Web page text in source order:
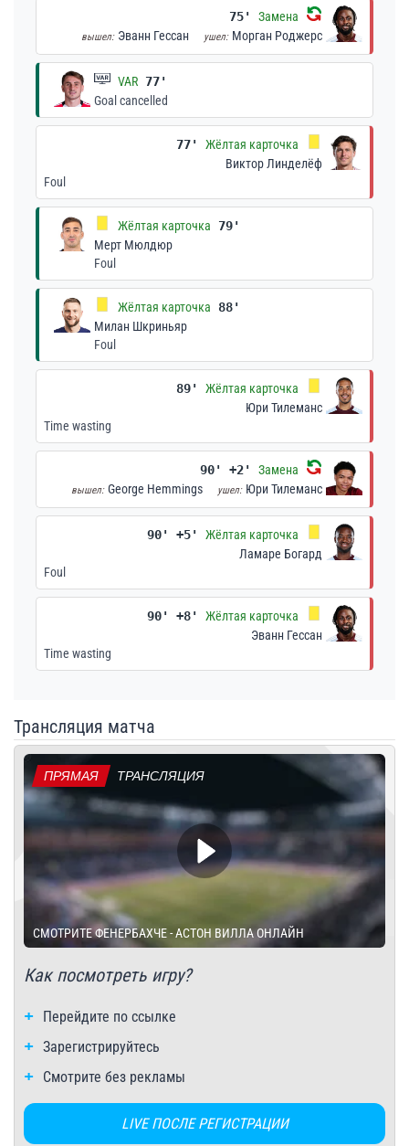
75' Замена
вышел: Эванн Гессан ушел: Морган Роджерс
VAR 77'
Goal cancelled
77'
Жёлтая карточка
Виктор Линделёф
Foul
Жёлтая карточка
79'
Мерт Мюлдюр
Foul
Жёлтая карточка
88'
Милан Шкриньяр
Foul
89'
Жёлтая карточка
Юри Тилеманс
Time wasting
90' +2' Замена
вышел: George Hemmings ушел: Юри Тилеманс
90' +5'
Жёлтая карточка
Ламаре Богард
Foul
90' +8'
Жёлтая карточка
Эванн Гессан
Time wasting
Трансляция матча
ПРЯМАЯ ТРАНСЛЯЦИЯ
СМОТРИТЕ ФЕНЕРБАХЧЕ - АСТОН ВИЛЛА ОНЛАЙН
Как посмотреть игру?
Перейдите по ссылке
Зарегистрируйтесь
Смотрите без рекламы
LIVE ПОСЛЕ РЕГИСТРАЦИИ